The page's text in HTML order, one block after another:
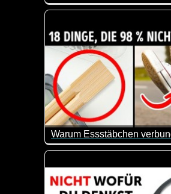
Sind die Buchstaben
Man lernt wirklich nie aus.